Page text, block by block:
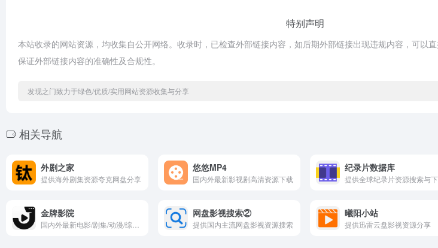
特别声明
本站收录的网站资源，均收集自公开网络。收录时，已检查外部链接内容，如后期外部链接出现违规内容，可以
保证外部链接内容的准确性及合规性。
发现之门致力于绿色/优质/实用网站资源收集与分享
相关导航
外剧之家
提供海外剧集资源夸克网盘分享
悠悠MP4
国内外最新影视剧高清资源下载
纪录片数据库
提供全球纪录片资源搜索与
金牌影院 网盘影视搜索②
提供国内主流网盘影视资源搜索
曦阳小站
提供迅雷云盘影视资源分享